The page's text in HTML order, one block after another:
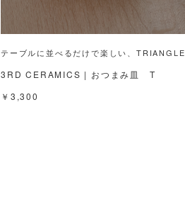
テーブルに並べるだけで楽しい、TRIANGLE
3RD CERAMICS | おつまみ皿 T
￥3,300